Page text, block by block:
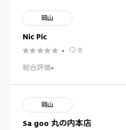
岡山
Nic Pic
 -  0
総合評価-
岡山
Sa goo 丸の内本店